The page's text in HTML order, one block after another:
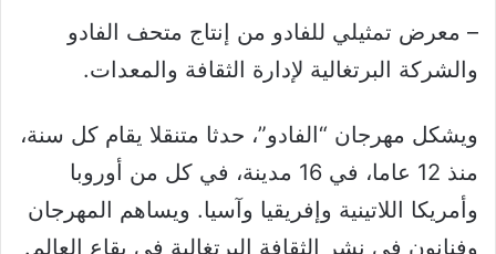
– معرض تمثيلي للفادو من إنتاج متحف الفادو
والشركة البرتغالية لإدارة الثقافة والمعدات.
ويشكل مهرجان “الفادو”، حدثا متنقلا يقام كل سنة،
منذ 12 عاما، في 16 مدينة، في كل من أوروبا
وأمريكا اللاتينية وإفريقيا وآسيا. ويساهم المهرجان
وفنانون في نشر الثقافة البرتغالية في بقاع العالم.